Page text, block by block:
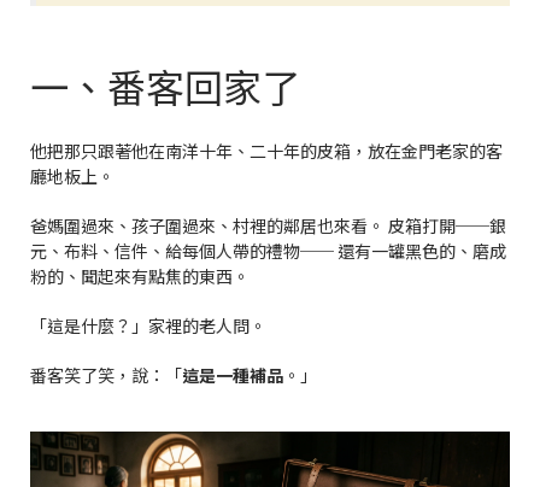
一、番客回家了
他把那只跟著他在南洋十年、二十年的皮箱，放在金門老家的客
廳地板上。
爸媽圍過來、孩子圍過來、村裡的鄰居也來看。 皮箱打開──銀
元、布料、信件、給每個人帶的禮物── 還有一罐黑色的、磨成
粉的、聞起來有點焦的東西。
「這是什麼？」家裡的老人問。
番客笑了笑，說：「這是一種補品 。」